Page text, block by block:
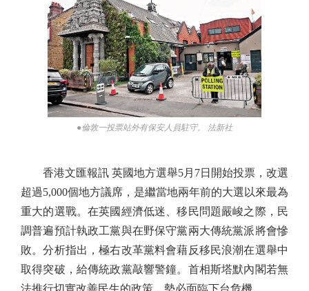
●倫敦一投票站外有保安人員駐守。 法新社
香港文匯報訊 英國地方選舉5月7日開始投票，改選
超過5,000個地方議席，是繼當地兩年前的大選以來最為
重大的選戰。在英國經濟低迷、移民問題嚴峻之際，民
調普遍預計執政工黨與在野保守黨兩大傳統黨派將會慘
敗。分析指出，極右改革黨料會藉反移民浪潮在選舉中
取得突破，給傳統政黨敲響警鐘。首相斯塔默內閣若無
法推行切實改善民生的政策，勢必面臨下台危機。